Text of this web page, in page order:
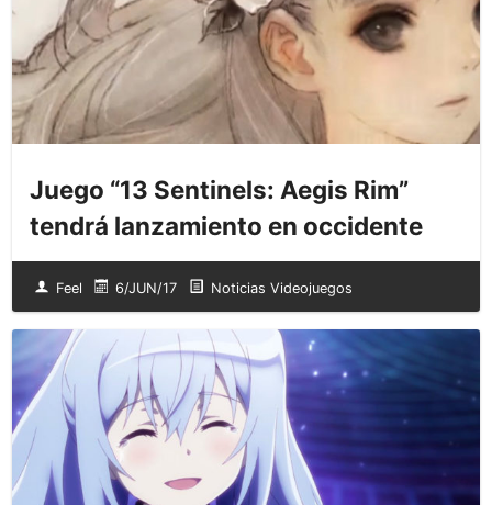
Juego “13 Sentinels: Aegis Rim”
tendrá lanzamiento en occidente
Feel 6/JUN/17 Noticias Videojuegos